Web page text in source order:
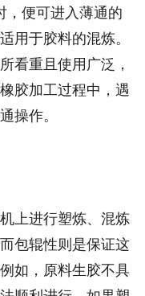
，便可进入薄通的
用于胶料的混炼。
看重且使用广泛，
胶加工过程中，遇
操作。
上进行塑炼、混炼
包辊性则是保证这
如，原料生胶不具